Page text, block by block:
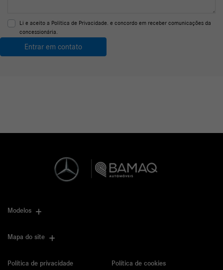
Li e aceito a Política de Privacidade. e concordo em receber comunicações da
concessionária.
Entrar em contato
Modelos
Mapa do site
Política de privacidade Política de cookies